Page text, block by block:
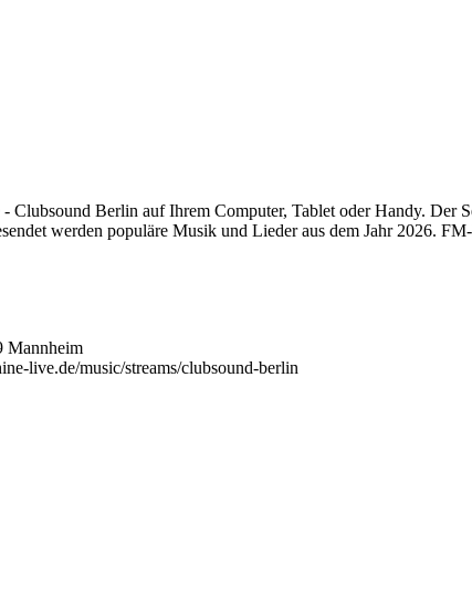
Clubsound Berlin auf Ihrem Computer, Tablet oder Handy.
werden populäre Musik und Lieder aus dem Jahr 2026.
Mannheim
live.de/music/streams/clubsound-berlin